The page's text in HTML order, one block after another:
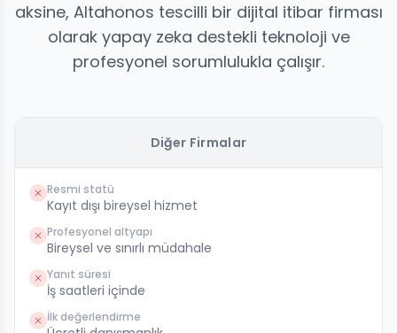
aksine, Altahonos tescilli bir dijital itibar firması
olarak yapay zeka destekli teknoloji ve
profesyonel sorumlulukla çalışır.
Diğer Firmalar
Resmi statü
Kayıt dışı bireysel hizmet
Profesyonel altyapı
Bireysel ve sınırlı müdahale
Yanıt süresi
İş saatleri içinde
İlk değerlendirme